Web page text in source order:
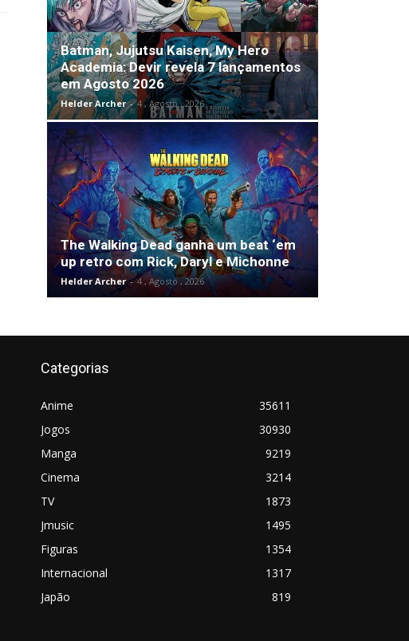
Batman, Jujutsu Kaisen, My Hero
Academia: Devir revela 7 lançamentos
em Agosto 2026
Helder Archer - 4 , Agosto , 2026
The Walking Dead ganha um beat ‘em
up retro com Rick, Daryl e Michonne
Helder Archer - 4 , Agosto , 2026
Categorias
Anime
35611
Jogos
30930
Manga
9219
Cinema
3214
TV
1873
Jmusic
1495
Figuras
1354
Internacional
1317
Japão
819